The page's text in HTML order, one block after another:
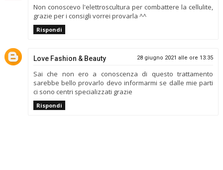
Non conoscevo l'elettroscultura per combattere la cellulite,
grazie per i consigli vorrei provarla ^^
Rispondi
Love Fashion & Beauty 28 giugno 2021 alle ore 13:35
Sai che non ero a conoscenza di questo trattamento
sarebbe bello provarlo devo informarmi se dalle mie parti
ci sono centri specializzati grazie
Rispondi